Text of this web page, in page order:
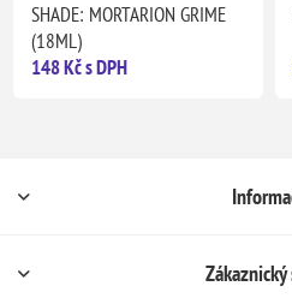
SHADE: MORTARION GRIME
(18ML)
148 Kč s DPH